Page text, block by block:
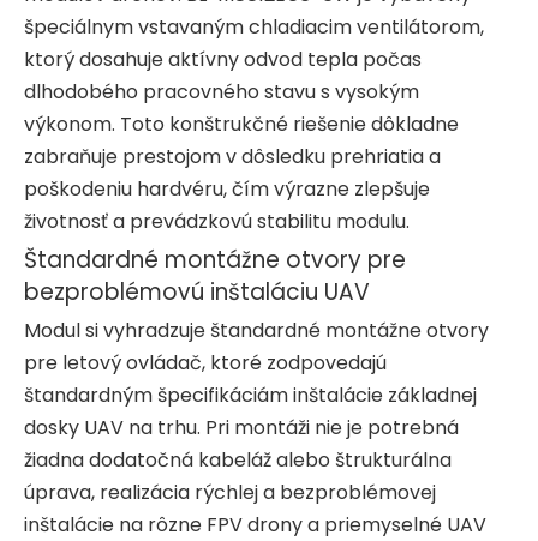
špeciálnym vstavaným chladiacim ventilátorom,
ktorý dosahuje aktívny odvod tepla počas
dlhodobého pracovného stavu s vysokým
výkonom. Toto konštrukčné riešenie dôkladne
zabraňuje prestojom v dôsledku prehriatia a
poškodeniu hardvéru, čím výrazne zlepšuje
životnosť a prevádzkovú stabilitu modulu.
Štandardné montážne otvory pre
bezproblémovú inštaláciu UAV
Modul si vyhradzuje štandardné montážne otvory
pre letový ovládač, ktoré zodpovedajú
štandardným špecifikáciám inštalácie základnej
dosky UAV na trhu. Pri montáži nie je potrebná
žiadna dodatočná kabeláž alebo štrukturálna
úprava, realizácia rýchlej a bezproblémovej
inštalácie na rôzne FPV drony a priemyselné UAV